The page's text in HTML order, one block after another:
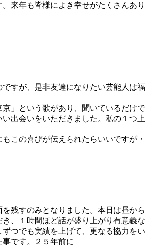
来年も皆様によき幸せがたくさんあ
すが、是非友達になりたい芸能人は
」という歌があり、聞いているだけ
出会いをいただきました。私の１つ
この喜びが伝えられたらいいですが・
残すのみとなりました。本日は昼か
、１時間ほど話が盛り上がり有意義
つでも実績を上げて、更なる協力を
です。２５年前に